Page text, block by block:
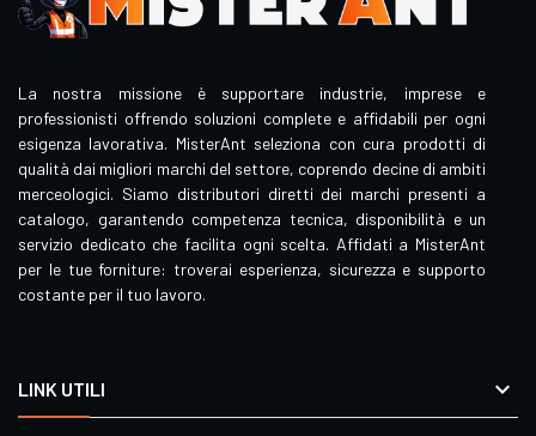
La nostra missione è supportare industrie, imprese e
professionisti offrendo soluzioni complete e affidabili per ogni
esigenza lavorativa. MisterAnt seleziona con cura prodotti di
qualità dai migliori marchi del settore, coprendo decine di ambiti
merceologici. Siamo distributori diretti dei marchi presenti a
catalogo, garantendo competenza tecnica, disponibilità e un
servizio dedicato che facilita ogni scelta. Affidati a MisterAnt
per le tue forniture: troverai esperienza, sicurezza e supporto
costante per il tuo lavoro.
LINK UTILI 